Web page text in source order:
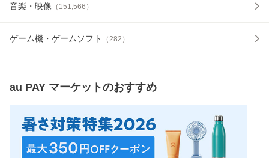
音楽・映像 （ 151,566 ）
ゲーム機・ゲームソフト （282 ）
au PAY マーケットのおすすめ